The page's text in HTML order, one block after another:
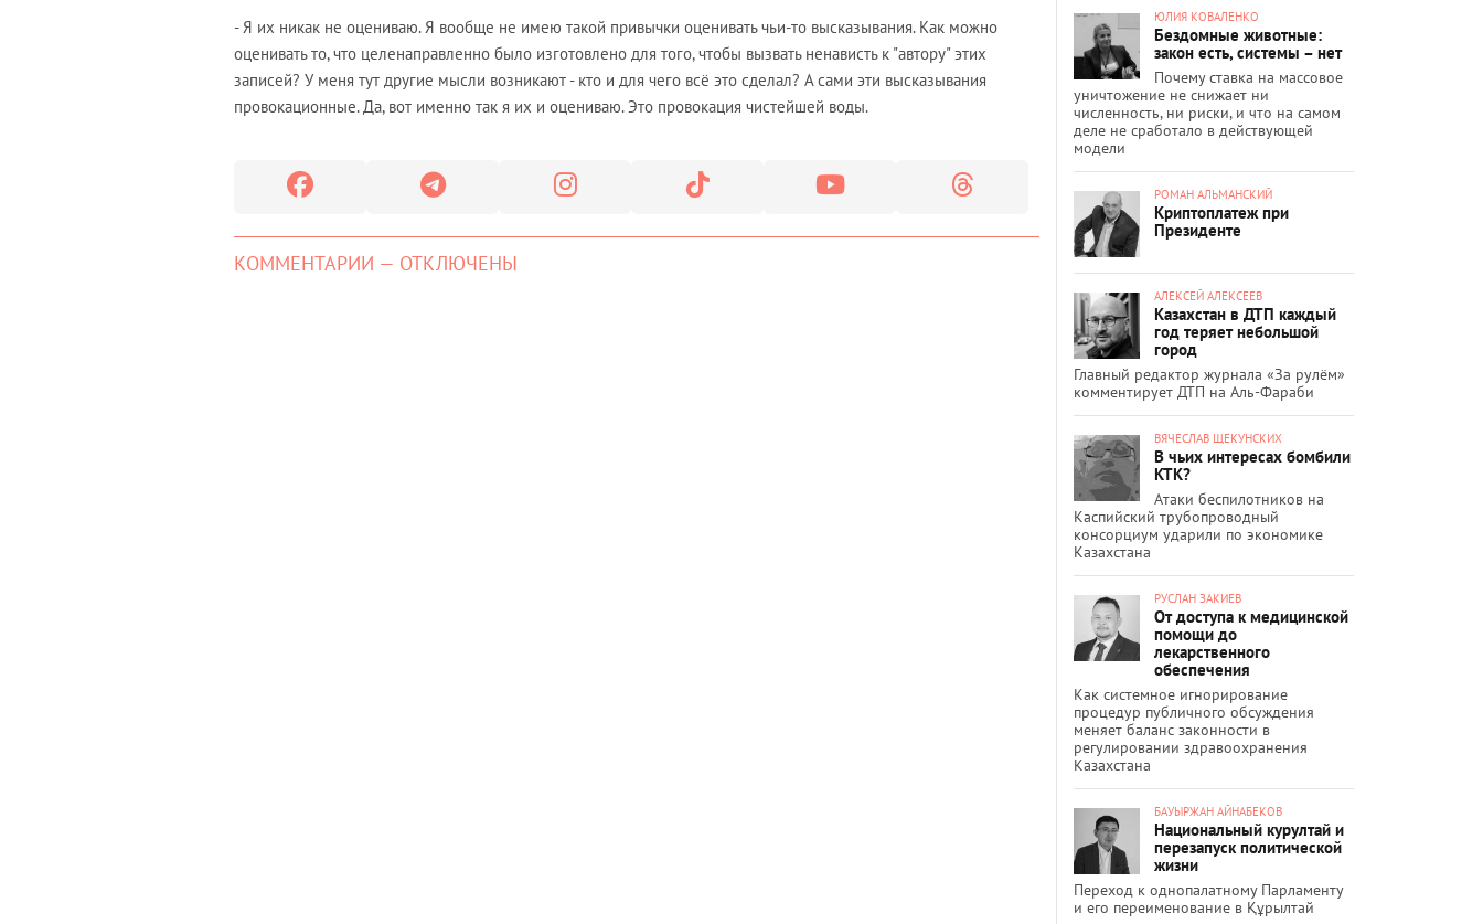
- Я их никак не оцениваю. Я вообще не имею такой привычки оценивать чьи-то высказывания. Как можно
оценивать то, что целенаправленно было изготовлено для того, чтобы вызвать ненависть к "автору" этих
записей? У меня тут другие мысли возникают - кто и для чего всё это сделал? А сами эти высказывания
провокационные. Да, вот именно так я их и оцениваю. Это провокация чистейшей воды.
КОММЕНТАРИИ — ОТКЛЮЧЕНЫ
ЮЛИЯ КОВАЛЕНКО
Бездомные животные:
закон есть, системы – нет
Почему ставка на массовое
уничтожение не снижает ни
численность, ни риски, и что на самом
деле не сработало в действующей
модели
РОМАН АЛЬМАНСКИЙ
Криптоплатеж при
Президенте
АЛЕКСЕЙ АЛЕКСЕЕВ
Казахстан в ДТП каждый
год теряет небольшой
город
Главный редактор журнала «За рулём»
комментирует ДТП на Аль-Фараби
ВЯЧЕСЛАВ ЩЕКУНСКИХ
В чьих интересах бомбили
КТК?
Атаки беспилотников на
Каспийский трубопроводный
консорциум ударили по экономике
Казахстана
РУСЛАН ЗАКИЕВ
От доступа к медицинской
помощи до
лекарственного
обеспечения
Как системное игнорирование
процедур публичного обсуждения
меняет баланс законности в
регулировании здравоохранения
Казахстана
БАУЫРЖАН АЙНАБЕКОВ
Национальный курултай и
перезапуск политической
жизни
Переход к однопалатному Парламенту
и его переименование в Құрылтай